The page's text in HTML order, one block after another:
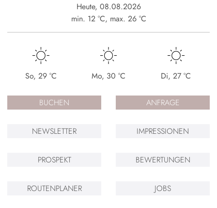
Heute, 08.08.2026
min. 12 °C, max. 26 °C
So,29 °C Mo, 30 °C Di,27 °C
BUCHEN ANFRAGE
NEWSLETTER IMPRESSIONEN
PROSPEKT BEWERTUNGEN
ROUTENPLANER JOBS